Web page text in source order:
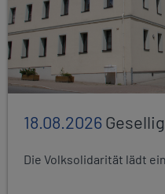
18.08.2026
Die Volksolidarität lädt